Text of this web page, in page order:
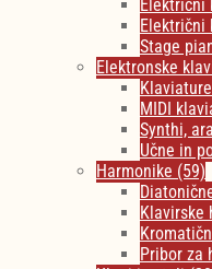
Električni
Električni
Stage
Elektronske
MIDI
Synthi,
Učne in
Harmonike (59)
Klavirske
Pribor za